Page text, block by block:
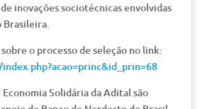
inovações sociotécnicas envolvidas
Brasileira.
o processo de seleção no link:
Solidária da Adital são